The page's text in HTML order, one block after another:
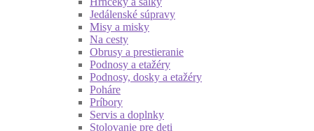
Jedálenské súpravy
Misy a misky
Na cesty
Obrusy a prestieranie
Podnosy a etažéry
Podnosy, dosky a etažéry
Poháre
Príbory
Servis a doplnky
Stolovanie pre deti